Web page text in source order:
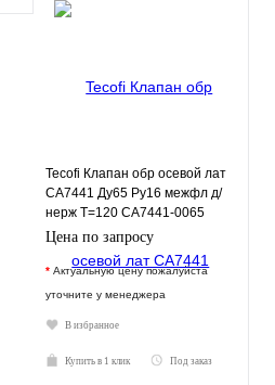
Tecofi Клапан обр осевой лат
CA7441 Ду65 Ру16 межфл д/
нерж T=120 CA7441-0065
Tecofi
Цена по запросу
* Актуальную цену пожалуйста
уточните у менеджера
В избранное
Купить в 1 клик Под заказ